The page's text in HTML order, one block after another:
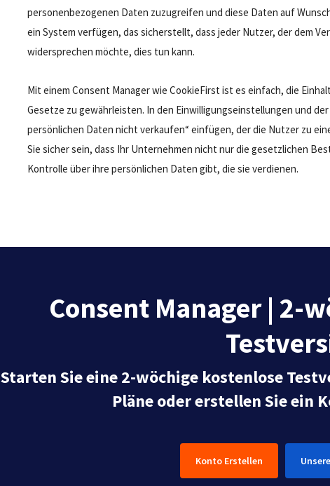
personenbezogenen Daten zuzugreifen und diese Daten auf
ein System verfügen, das sicherstellt, dass jeder Nutzer, der dem
widersprechen möchte, dies tun kann.
Mit einem Consent Manager wie CookieFirst ist es einfach, die
Gesetze zu gewährleisten. In den Einwilligungseinstellungen und
persönlichen Daten nicht verkaufen“ einfügen, der die Nutzer zu
Sie sicher sein, dass Ihr Unternehmen nicht nur die gesetzlichen
Kontrolle über ihre persönlichen Daten gibt, die sie verdienen.
Consent Manager | 2-
Starten Sie eine 2-wöchige kostenlose
Pläne oder erstellen Sie ein
Konto Erstellen